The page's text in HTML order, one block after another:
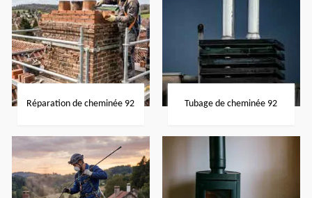
Réparation de cheminée 92 Tubage de cheminée 92